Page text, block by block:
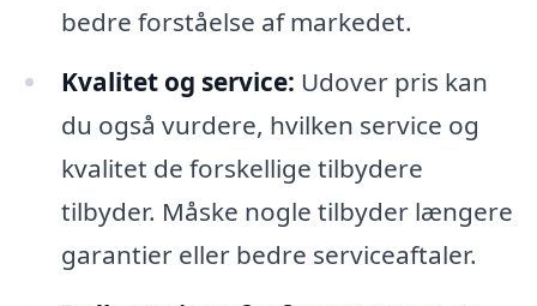
bedre forståelse af markedet.
Kvalitet og service: Udover pris kan
du også vurdere, hvilken service og
kvalitet de forskellige tilbydere
tilbyder. Måske nogle tilbyder længere
garantier eller bedre serviceaftaler.